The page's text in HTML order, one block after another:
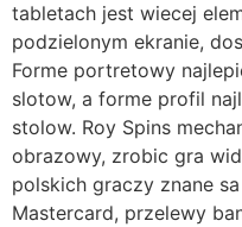
tabletach jest wiecej
podzielonym ekranie,
Forme portretowy
slotow, a forme profil
stolow. Roy Spins
obrazowy, zrobic gra
polskich graczy znane
Mastercard, przelewy